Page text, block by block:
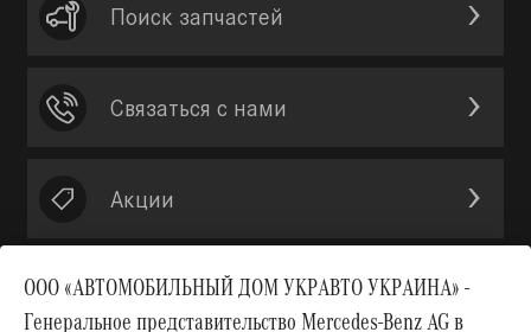
ООО «АВТОМОБИЛЬНЫЙ ДОМ УКРАВТО УКРАИНА» -
Генеральное представительство Mercedes-Benz AG в
Поиск запчастей
Связаться с нами
Акции